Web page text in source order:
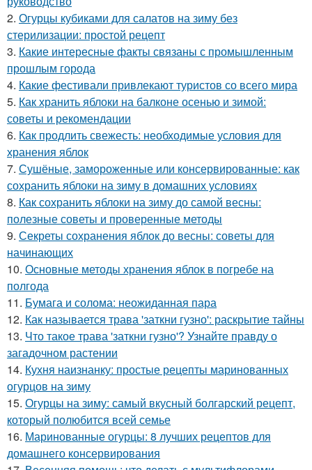
2. Огурцы кубиками для салатов на зиму без
стерилизации: простой рецепт
3. Какие интересные факты связаны с промышленным
прошлым города
4. Какие фестивали привлекают туристов со всего мира
5. Как хранить яблоки на балконе осенью и зимой:
советы и рекомендации
6. Как продлить свежесть: необходимые условия для
хранения яблок
7. Сушёные, замороженные или консервированные: как
сохранить яблоки на зиму в домашних условиях
8. Как сохранить яблоки на зиму до самой весны:
полезные советы и проверенные методы
9. Секреты сохранения яблок до весны: советы для
начинающих
10. Основные методы хранения яблок в погребе на
полгода
11. Бумага и солома: неожиданная пара
12. Как называется трава 'заткни гузно': раскрытие тайны
13. Что такое трава 'заткни гузно'? Узнайте правду о
загадочном растении
14. Кухня наизнанку: простые рецепты маринованных
огурцов на зиму
15. Огурцы на зиму: самый вкусный болгарский рецепт,
который полюбится всей семье
16. Маринованные огурцы: 8 лучших рецептов для
домашнего консервирования